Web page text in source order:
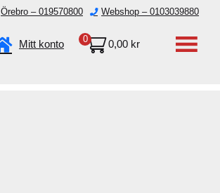
Örebro – 019570800 Webshop – 0103039880
Mitt konto 0 0,00 kr
Övrigt